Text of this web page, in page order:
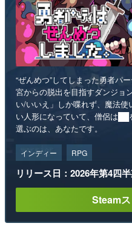
“ぜんめつ”してしまった勇者パ
宮からの脱出を目指すダンジョ
い/いいえ」しか喋れず、魔法
い人形になっていて、僧侶は
選ぶのは、あなたです。
インディー RPG
リリース日：2026年第4四
Steam